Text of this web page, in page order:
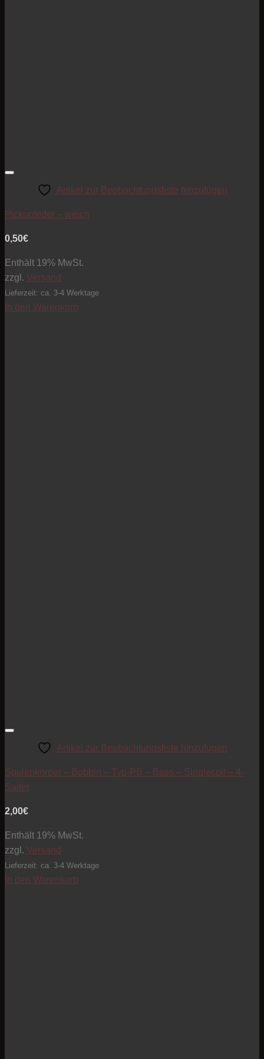
Artikel zur Beobachtungsliste hinzufügen
Pickupfeder – weich
0,50€
Enthält 19% MwSt.
zzgl. Versand
Lieferzeit: ca. 3-4 Werktage
In den Warenkorb
Artikel zur Beobachtungsliste hinzufügen
Spulenkörper – Bobbin – Typ-PB – Bass – Singlecoil – 4-
Saiter
2,00€
Enthält 19% MwSt.
zzgl. Versand
Lieferzeit: ca. 3-4 Werktage
In den Warenkorb